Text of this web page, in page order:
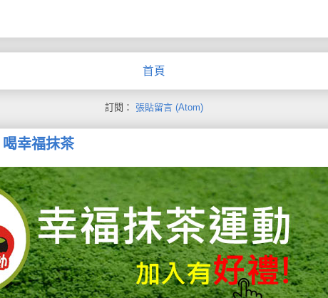
首頁
訂閱： 張貼留言 (Atom)
喝幸福抹茶